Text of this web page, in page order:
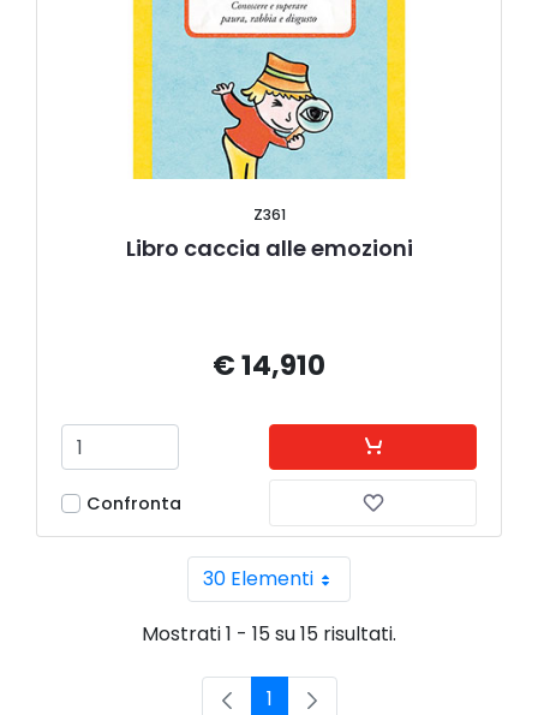
Z361
Libro caccia alle emozioni
€ 14,910
Confronta
30 ElementiPer pagina
Mostrati 1 - 15 su 15 risultati.
Pagina
1